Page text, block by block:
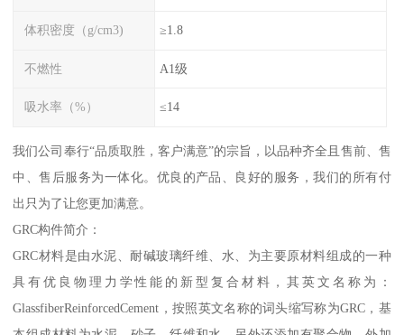
体积密度（g/cm3) ≥1.8
不燃性 A1级
吸水率（%） ≤14
我们公司奉行“品质取胜，客户满意”的宗旨，以品种齐全且售前、售
中、售后服务为一体化。优良的产品、良好的服务，我们的所有付
出只为了让您更加满意。
GRC构件简介：
GRC材料是由水泥、耐碱玻璃纤维、水、为主要原材料组成的一种
具有优良物理力学性能的新型复合材料，其英文名称为：
GlassfiberReinforcedCement，按照英文名称的词头缩写称为GRC，基